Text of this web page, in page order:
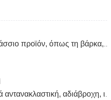
ραβδί στο θαλάσσιο προϊόν, όπως τη βάρκα, σκάφος, lifebuoy, πόλος χιονιού
Υψηλή ελαφριά αντανακλαστική, αδιάβροχη, ισχυρή κόλλα